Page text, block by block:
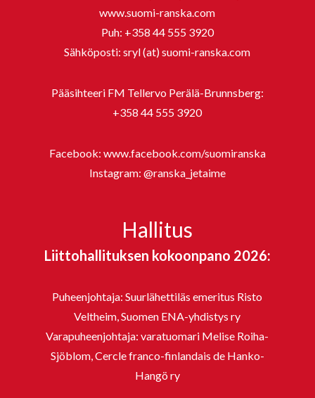
www.suomi-ranska.com
Puh: +358 44 555 3920
Sähköposti: sryl (at) suomi-ranska.com
Pääsihteeri FM Tellervo Perälä-Brunnsberg:
+358 44 555 3920
Facebook: www.facebook.com/suomiranska
Instagram: @ranska_jetaime
Hallitus
Liittohallituksen kokoonpano 2026:
Puheenjohtaja: Suurlähettiläs emeritus Risto
Veltheim, Suomen ENA-yhdistys ry
Varapuheenjohtaja: varatuomari Melise Roiha-
Sjöblom, Cercle franco-finlandais de Hanko-
Hangö ry